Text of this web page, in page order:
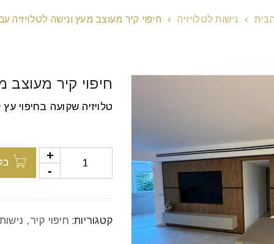
› נישות לטלויזיה › חיפוי קיר מעוצב מעץ ונישה לטלויזיה
חיפוי קיר מעוצב
טלויזיה שקועה בחיפוי עץ
קטגוריות: חיפוי קיר,